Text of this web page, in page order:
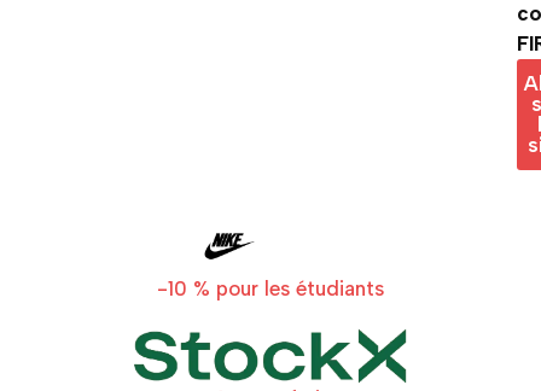
-10 % pour les étudiants